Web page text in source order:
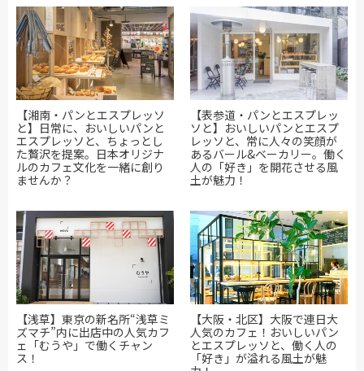
【湘南・パンとエスプレッソ
と】日常に、おいしいパンと
エスプレッソと、ちょっとし
た贅沢を提案。日本オリジナ
ルのカフェ文化を一緒に創り
ませんか？
【表参道・パンとエスプレッ
ソと】おいしいパンとエスプ
レッソと、常に人々の笑顔が
あるバール&ベーカリー。働く
人の「好き」を開花させる風
土が魅力！
【浅草】東京の新名所“浅草ミ
ズマチ”内に出店中の人気カフ
ェ「むうや」で働くチャン
ス！
【大阪・北区】大阪で連日大
人気のカフェ！おいしいパン
とエスプレッソと、働く人の
「好き」が溢れる風土が魅